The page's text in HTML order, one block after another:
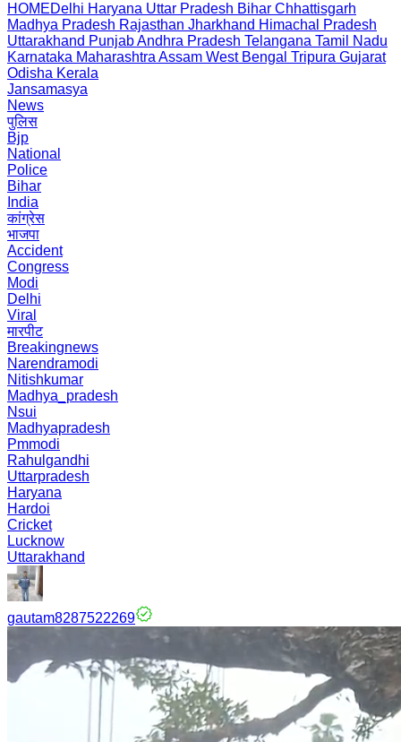
HOMEDelhi Haryana Uttar Pradesh Bihar Chhattisgarh
Madhya Pradesh Rajasthan Jharkhand Himachal Pradesh
Uttarakhand PunjabAndhra Pradesh Telangana Tamil Nadu
Karnataka Maharashtra Assam West Bengal Tripura Gujarat
Odisha Kerala
Jansamasya
News
पुलिस
Bjp
National
Police
Bihar
India
कांग्रेस
भाजपा
Accident
Congress
Modi
Delhi
Viral
मारपीट
Breakingnews
Narendramodi
Nitishkumar
Madhya_pradesh
Nsui
Madhyapradesh
Pmmodi
Rahulgandhi
Uttarpradesh
Haryana
Hardoi
Cricket
Lucknow
Uttarakhand
gautam8287522269